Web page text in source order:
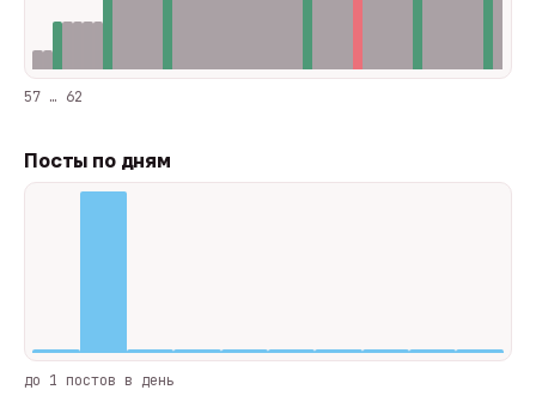
57 … 62
Посты по дням
до 1 постов в день